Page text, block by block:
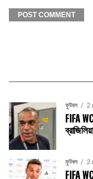
ফুটবল 2
FIFA
ফুটবল 2
FIFA